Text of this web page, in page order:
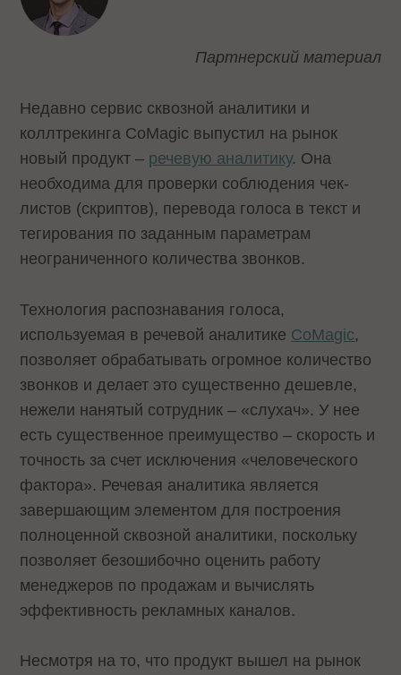
Партнерский материал
Недавно сервис сквозной аналитики и
коллтрекинга CoMagic выпустил на рынок
новый продукт – речевую аналитику. Она
необходима для проверки соблюдения чек-
листов (скриптов), перевода голоса в текст и
тегирования по заданным параметрам
неограниченного количества звонков.
Технология распознавания голоса,
используемая в речевой аналитике CoMagic,
позволяет обрабатывать огромное количество
звонков и делает это существенно дешевле,
нежели нанятый сотрудник – «слухач». У нее
есть существенное преимущество – скорость и
точность за счет исключения «человеческого
фактора». Речевая аналитика является
завершающим элементом для построения
полноценной сквозной аналитики, поскольку
позволяет безошибочно оценить работу
менеджеров по продажам и вычислять
эффективность рекламных каналов.
Несмотря на то, что продукт вышел на рынок